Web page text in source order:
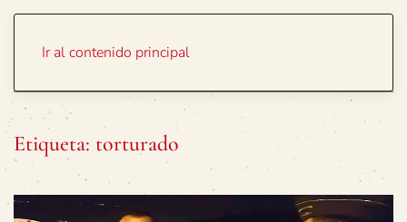
Ir al contenido principal
Etiqueta: torturado